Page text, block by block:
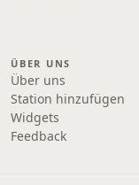
ÜBER UNS
Über uns
Station hinzufügen
Widgets
Feedback